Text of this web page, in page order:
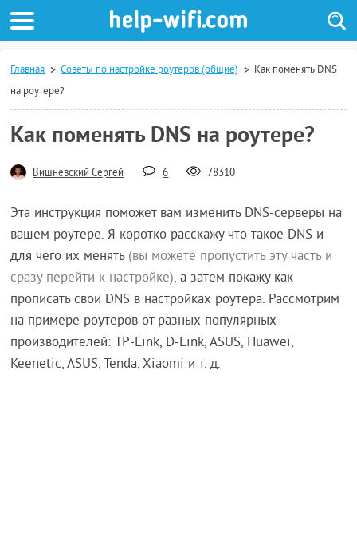
Главная Советы по настройке роутеров (общие)
Как поменять DNS
на роутере?
Как поменять DNS на роутере?
Вишневский Сергей 6 78310
Эта инструкция поможет вам изменить DNS-серверы на
вашем роутере. Я коротко расскажу что такое DNS и
для чего их менять (вы можете пропустить эту часть и
сразу перейти к настройке), а затем покажу как
прописать свои DNS в настройках роутера. Рассмотрим
на примере роутеров от разных популярных
производителей: TP-Link, D-Link, ASUS, Huawei,
Keenetic, ASUS, Tenda, Xiaomi и т. д.